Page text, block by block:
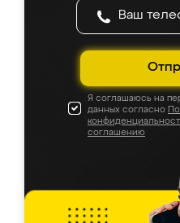
Я соглашаюсь на
данных согласно
соглашению